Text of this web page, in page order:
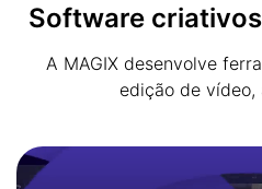
Software
A MAGIX desenvolve
edição de vídeo,